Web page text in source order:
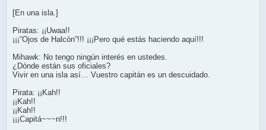
[En una isla.]
Piratas: ¡¡Uwaa!!
¡¡¡“Ojos de Halcón”!!! ¡¡¡Pero qué estás haciendo aquí!!!
Mihawk: No tengo ningún interés en ustedes.
¿Dónde están sus oficiales?
Vivir en una isla así… Vuestro capitán es un descuidado.
Pirata: ¡¡Kah!!
¡¡Kah!!
¡¡Kah!!
¡¡¡Capitá~~~n!!!